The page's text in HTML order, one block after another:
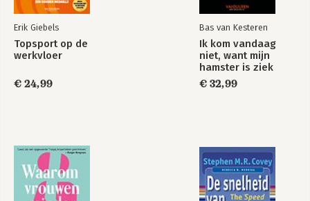
Multipliers
Notes
Erik Giebels
Topsport op de
werkvloer
€ 24,99
Bas van Kesteren
Ik kom vandaag
niet, want mijn
hamster is ziek
€ 32,99